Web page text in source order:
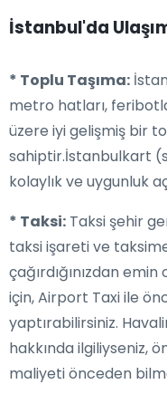
İstanbul'da
* Toplu Taşıma:
metro hatları,
üzere iyi gelişmiş bir
sahiptir.İstanbulkart
kolaylık ve uygunluk
* Taksi: Taksi şehir
taksi işareti ve
çağırdığınızdan
için, Airport Taxi ile
yaptırabilirsiniz.
hakkında ilgiliyseniz,
maliyeti önceden